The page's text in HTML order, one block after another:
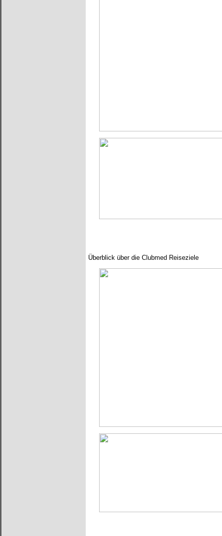
Überblick über die Clubmed Reiseziele